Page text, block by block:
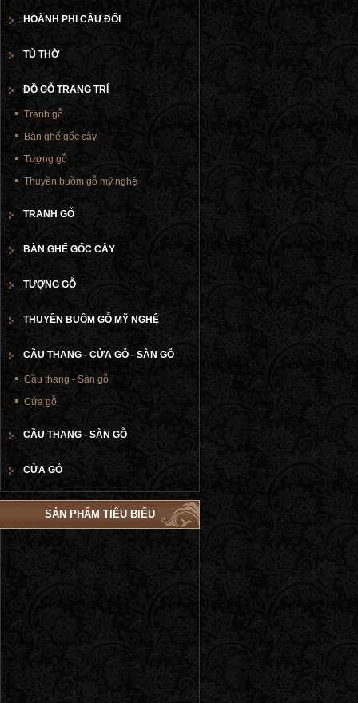
HOÀNH PHI CÂU ĐỐI
TỦ THỜ
ĐỒ GỖ TRANG TRÍ
Tranh gỗ
Bàn ghế gốc cây
Tượng gỗ
Thuyền buồm gỗ mỹ nghệ
TRANH GỖ
BÀN GHẾ GỐC CÂY
TƯỢNG GỖ
THUYỀN BUỒM GỖ MỸ NGHỆ
CẦU THANG - CỬA GỖ - SÀN GỖ
Cầu thang - Sàn gỗ
Cửa gỗ
CẦU THANG - SÀN GỖ
CỬA GỖ
SẢN PHẨM TIÊU BIỂU